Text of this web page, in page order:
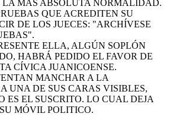
LA MÁS ABSOLUTA NORMALIDAD.
QUE ACREDITEN SU
DE LOS JUECES: "ARCHÍVESE
ELLA, ALGÚN SOPLÓN
HABRÁ PEDIDO EL FAVOR DE
CÍVICA JUANICOENSE.
MANCHAR A LA
UNA DE SUS CARAS VISIBLES,
ES EL SUSCRITO. LO CUAL DEJA
MÓVIL POLITICO.